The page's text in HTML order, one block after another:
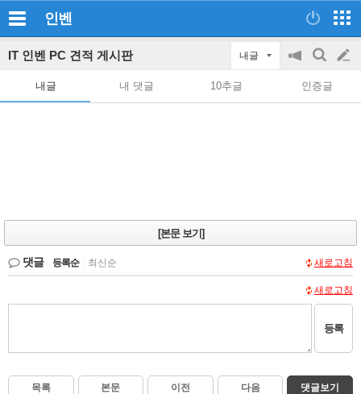
인벤
IT 인벤 PC 견적 게시판 내글
공
on/off
검
색
글
쓰
내글 내 댓글 10추글 인증글
[본문 보기]
댓글 등록순 최신순 새로고침
새로고침
등록
목록 본문 이전 다음 댓글보기